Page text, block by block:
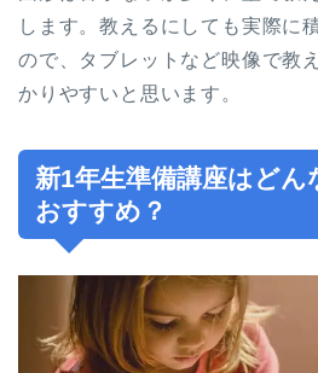
します。教えるにしても実際に
ので、タブレットなど映像で教
かりやすいと思います。
新1年生準備講座はどん
おすすめ？